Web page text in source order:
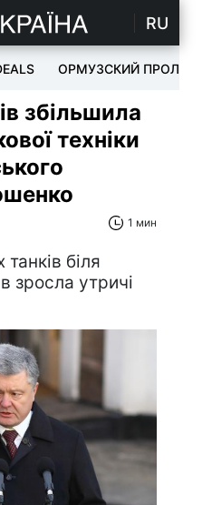
RU
ОРМУЗСКИЙ ПРОЛИВ
збільшила
техніки
1 мин
танків біля
зросла утричі